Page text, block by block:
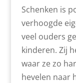
Schenken is
verhoogde
veel ouders
kinderen. Zij
waar ze zo
hevelen naar